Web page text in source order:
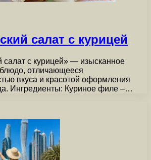
салат с курицей
салат с курицей» — изысканное
отличающееся
вкуса и красотой оформления
Ингредиенты: Куриное филе –…